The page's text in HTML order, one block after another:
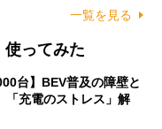
一覧を見る
使ってみた
台】BEV普及の障壁と
「充電のストレス」解